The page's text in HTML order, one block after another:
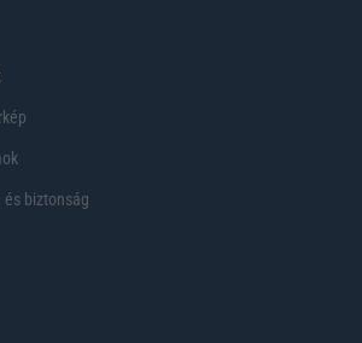
biztonság